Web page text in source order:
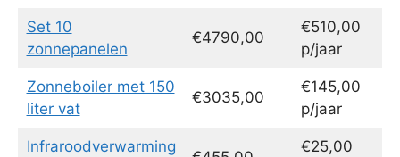
Set 10
zonnepanelen
€4790,00
€510,00
p/jaar
Zonneboiler met 150
liter vat
€3035,00
€145,00
p/jaar
Infraroodverwarming
€25,00